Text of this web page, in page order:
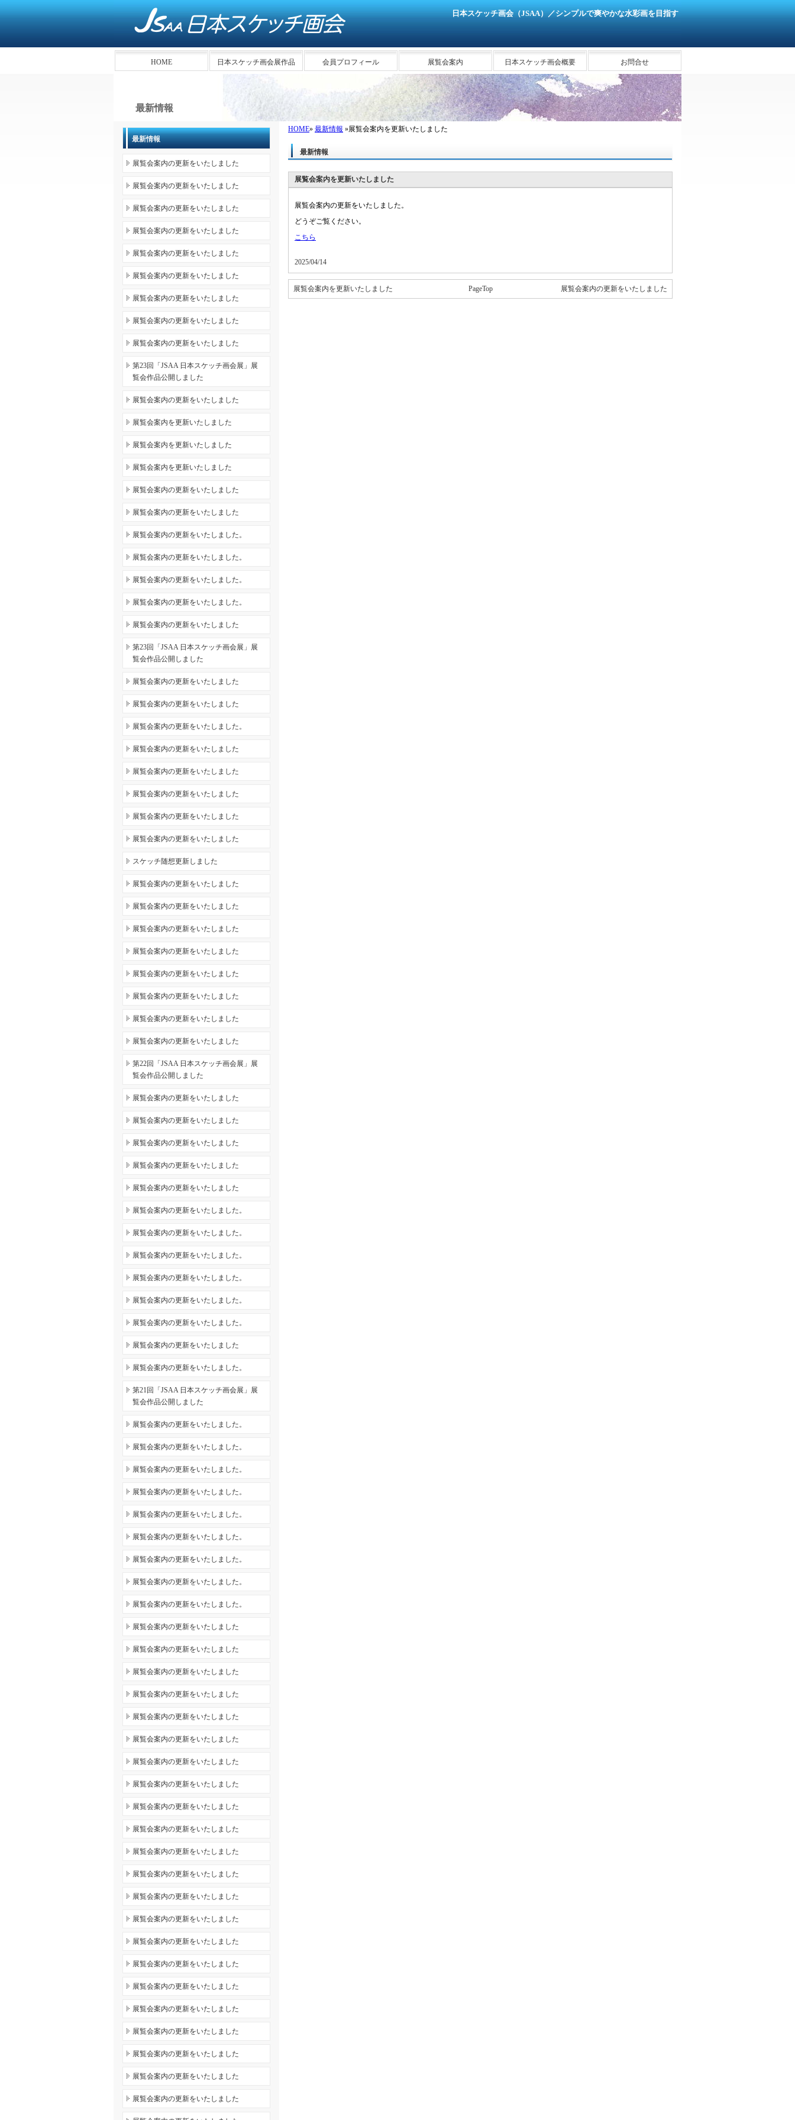
日本スケッチ画会（JSAA）／シンプルで爽やかな水彩画を目指す
HOME 日本スケッチ画会展作品 会員プロフィール 展覧会案内 日本スケッチ画会概要 お問合せ
最新情報
HOME» 最新情報 »展覧会案内を更新いたしました
最新情報
展覧会案内を更新いたしました
展覧会案内の更新をいたしました。
どうぞご覧ください。
こちら
2025/04/14
展覧会案内を更新いたしました PageTop 展覧会案内の更新をいたしました
最新情報
展覧会案内の更新をいたしました
展覧会案内の更新をいたしました
展覧会案内の更新をいたしました
展覧会案内の更新をいたしました
展覧会案内の更新をいたしました
展覧会案内の更新をいたしました
展覧会案内の更新をいたしました
展覧会案内の更新をいたしました
展覧会案内の更新をいたしました
第23回「JSAA 日本スケッチ画会展」展
覧会作品公開しました
展覧会案内の更新をいたしました
展覧会案内を更新いたしました
展覧会案内を更新いたしました
展覧会案内を更新いたしました
展覧会案内の更新をいたしました
展覧会案内の更新をいたしました
展覧会案内の更新をいたしました。
展覧会案内の更新をいたしました。
展覧会案内の更新をいたしました。
展覧会案内の更新をいたしました。
展覧会案内の更新をいたしました
第23回「JSAA 日本スケッチ画会展」展
覧会作品公開しました
展覧会案内の更新をいたしました
展覧会案内の更新をいたしました
展覧会案内の更新をいたしました。
展覧会案内の更新をいたしました
展覧会案内の更新をいたしました
展覧会案内の更新をいたしました
展覧会案内の更新をいたしました
展覧会案内の更新をいたしました
スケッチ随想更新しました
展覧会案内の更新をいたしました
展覧会案内の更新をいたしました
展覧会案内の更新をいたしました
展覧会案内の更新をいたしました
展覧会案内の更新をいたしました
展覧会案内の更新をいたしました
展覧会案内の更新をいたしました
展覧会案内の更新をいたしました
第22回「JSAA 日本スケッチ画会展」展
覧会作品公開しました
展覧会案内の更新をいたしました
展覧会案内の更新をいたしました
展覧会案内の更新をいたしました
展覧会案内の更新をいたしました
展覧会案内の更新をいたしました
展覧会案内の更新をいたしました。
展覧会案内の更新をいたしました。
展覧会案内の更新をいたしました。
展覧会案内の更新をいたしました。
展覧会案内の更新をいたしました。
展覧会案内の更新をいたしました。
展覧会案内の更新をいたしました
展覧会案内の更新をいたしました。
第21回「JSAA 日本スケッチ画会展」展
覧会作品公開しました
展覧会案内の更新をいたしました。
展覧会案内の更新をいたしました。
展覧会案内の更新をいたしました。
展覧会案内の更新をいたしました。
展覧会案内の更新をいたしました。
展覧会案内の更新をいたしました。
展覧会案内の更新をいたしました。
展覧会案内の更新をいたしました。
展覧会案内の更新をいたしました。
展覧会案内の更新をいたしました
展覧会案内の更新をいたしました
展覧会案内の更新をいたしました
展覧会案内の更新をいたしました
展覧会案内の更新をいたしました
展覧会案内の更新をいたしました
展覧会案内の更新をいたしました
展覧会案内の更新をいたしました
展覧会案内の更新をいたしました
展覧会案内の更新をいたしました
展覧会案内の更新をいたしました
展覧会案内の更新をいたしました
展覧会案内の更新をいたしました
展覧会案内の更新をいたしました
展覧会案内の更新をいたしました
展覧会案内の更新をいたしました
展覧会案内の更新をいたしました
展覧会案内の更新をいたしました
展覧会案内の更新をいたしました
展覧会案内の更新をいたしました
展覧会案内の更新をいたしました
展覧会案内の更新をいたしました